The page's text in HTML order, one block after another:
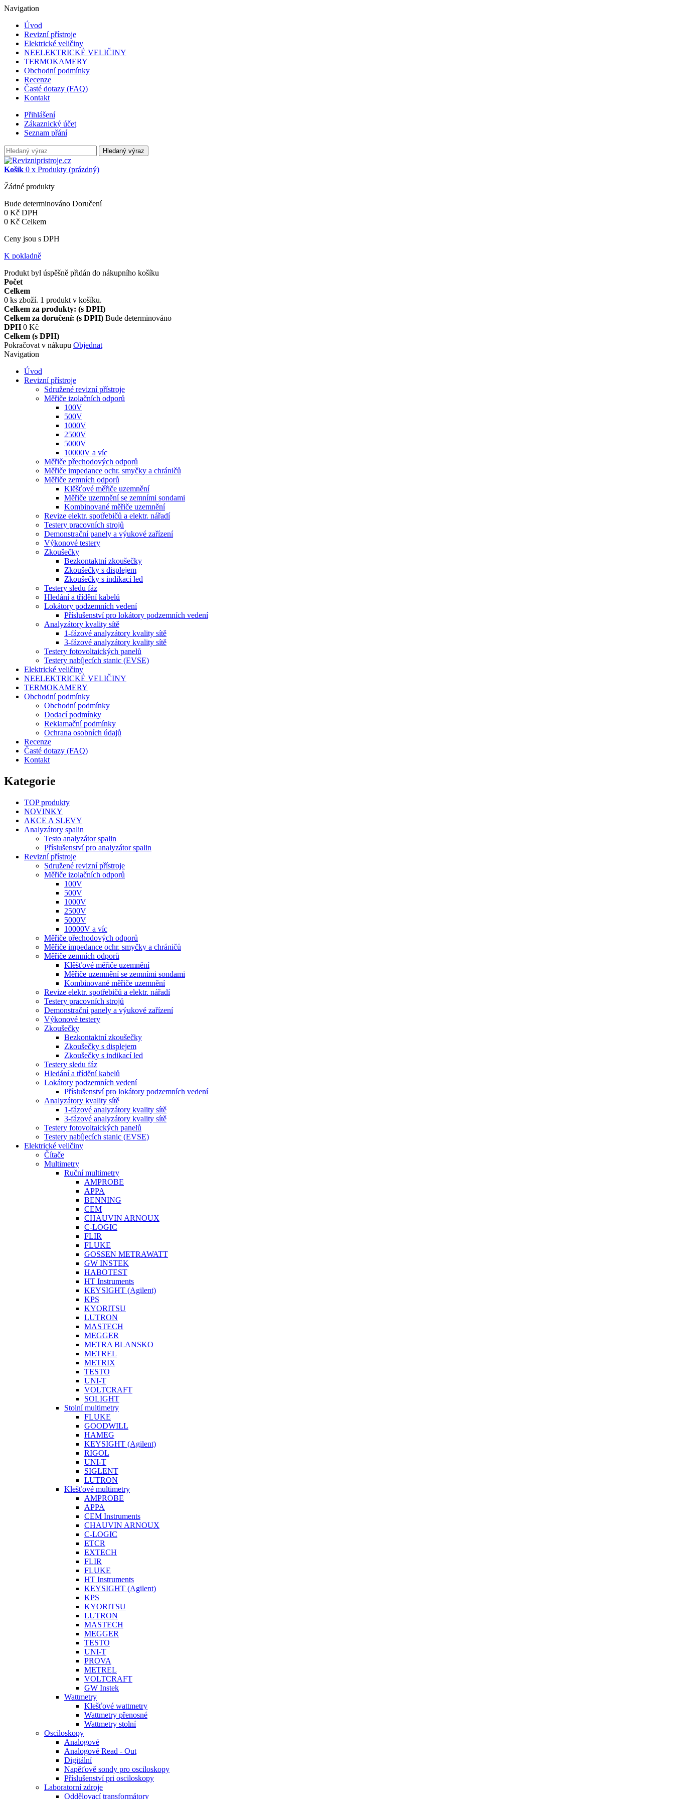
Navigation
Úvod
Revizní přístroje
Elektrické veličiny
NEELEKTRICKÉ VELIČINY
TERMOKAMERY
Obchodní podmínky
Recenze
Časté dotazy (FAQ)
Kontakt
Přihlášení
Zákaznický účet
Seznam přání
Hledaný výraz
Košík 0 x Produkty (prázdný)
Žádné produkty
Bude determinováno Doručení
0 Kč DPH
0 Kč Celkem
Ceny jsou s DPH
K pokladně
Produkt byl úspěšně přidán do nákupního košíku
Počet
Celkem
0 ks zboží. 1 produkt v košíku.
Celkem za produkty: (s DPH)
Celkem za doručení: (s DPH) Bude determinováno
DPH 0 Kč
Celkem (s DPH)
Pokračovat v nákupu Objednat
Navigation
Úvod
Revizní přístroje
Sdružené revizní přístroje
Měřiče izolačních odporů
100V
500V
1000V
2500V
5000V
10000V a víc
Měřiče přechodových odporů
Měřiče impedance ochr. smyčky a chráničů
Měřiče zemních odporů
Klěšťové měřiče uzemnění
Měřiče uzemnění se zemními sondami
Kombinované měřiče uzemnění
Revize elektr. spotřebičů a elektr. nářadí
Testery pracovních strojů
Demonstrační panely a výukové zařízení
Výkonové testery
Zkoušečky
Bezkontaktní zkoušečky
Zkoušečky s displejem
Zkoušečky s indikací led
Testery sledu fáz
Hledání a třídění kabelů
Lokátory podzemních vedení
Příslušenství pro lokátory podzemních vedení
Analyzátory kvality sítě
1-fázové analyzátory kvality sítě
3-fázové analyzátory kvality sítě
Testery fotovoltaických panelů
Testery nabíjecích stanic (EVSE)
Elektrické veličiny
NEELEKTRICKÉ VELIČINY
TERMOKAMERY
Obchodní podmínky
Obchodní podmínky
Dodací podmínky
Reklamační podmínky
Ochrana osobních údajů
Recenze
Časté dotazy (FAQ)
Kontakt
Kategorie
TOP produkty
NOVINKY
AKCE A SLEVY
Analyzátory spalin
Testo analyzátor spalin
Příslušenství pro analyzátor spalin
Revizní přístroje
Sdružené revizní přístroje
Měřiče izolačních odporů
100V
500V
1000V
2500V
5000V
10000V a víc
Měřiče přechodových odporů
Měřiče impedance ochr. smyčky a chráničů
Měřiče zemních odporů
Klěšťové měřiče uzemnění
Měřiče uzemnění se zemními sondami
Kombinované měřiče uzemnění
Revize elektr. spotřebičů a elektr. nářadí
Testery pracovních strojů
Demonstrační panely a výukové zařízení
Výkonové testery
Zkoušečky
Bezkontaktní zkoušečky
Zkoušečky s displejem
Zkoušečky s indikací led
Testery sledu fáz
Hledání a třídění kabelů
Lokátory podzemních vedení
Příslušenství pro lokátory podzemních vedení
Analyzátory kvality sítě
1-fázové analyzátory kvality sítě
3-fázové analyzátory kvality sítě
Testery fotovoltaických panelů
Testery nabíjecích stanic (EVSE)
Elektrické veličiny
Čítače
Multimetry
Ruční multimetry
AMPROBE
APPA
BENNING
CEM
CHAUVIN ARNOUX
C-LOGIC
FLIR
FLUKE
GOSSEN METRAWATT
GW INSTEK
HABOTEST
HT Instruments
KEYSIGHT (Agilent)
KPS
KYORITSU
LUTRON
MASTECH
MEGGER
METRA BLANSKO
METREL
METRIX
TESTO
UNI-T
VOLTCRAFT
SOLIGHT
Stolní multimetry
FLUKE
GOODWILL
HAMEG
KEYSIGHT (Agilent)
RIGOL
UNI-T
SIGLENT
LUTRON
Klešťové multimetry
AMPROBE
APPA
CEM Instruments
CHAUVIN ARNOUX
C-LOGIC
ETCR
EXTECH
FLIR
FLUKE
HT Instruments
KEYSIGHT (Agilent)
KPS
KYORITSU
LUTRON
MASTECH
MEGGER
TESTO
UNI-T
PROVA
METREL
VOLTCRAFT
GW Instek
Wattmetry
Klešťové wattmetry
Wattmetry přenosné
Wattmetry stolní
Osciloskopy
Analogové
Analogové Read - Out
Digitální
Napěťově sondy pro osciloskopy
Příslušenství pri osciloskopy
Laboratorní zdroje
Oddělovací transformátory